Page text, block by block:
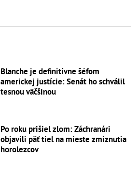
Blanche je definitívne šéfom
americkej justície: Senát ho schválil
tesnou väčšinou
Po roku prišiel zlom: Záchranári
objavili päť tiel na mieste zmiznutia
horolezcov